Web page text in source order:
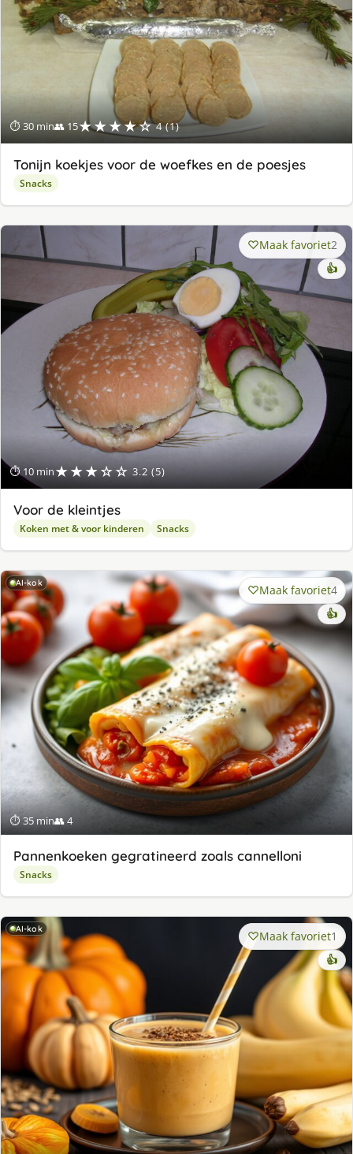
⏱ 30 min👥 15★★★★☆ 4 (1)
Tonijn koekjes voor de woefkes en de poesjes
Snacks
⏱ 10 min★★★☆☆ 3.2 (5)
Maak favoriet2
👍
Voor de kleintjes
Koken met & voor kinderen Snacks
AI-kok
⏱ 35 min👥 4
Maak favoriet4
👍
Pannenkoeken gegratineerd zoals cannelloni
Snacks
AI-kok Maak favoriet1
👍